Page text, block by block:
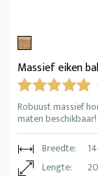
Massief eiken
Robuust massief
maten beschikbaar!
Breedte:
Lengte: